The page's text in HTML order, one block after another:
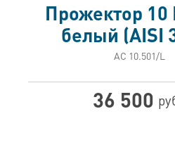
Прожектор 10
белый (AISI
АС 10.501/L
36 500